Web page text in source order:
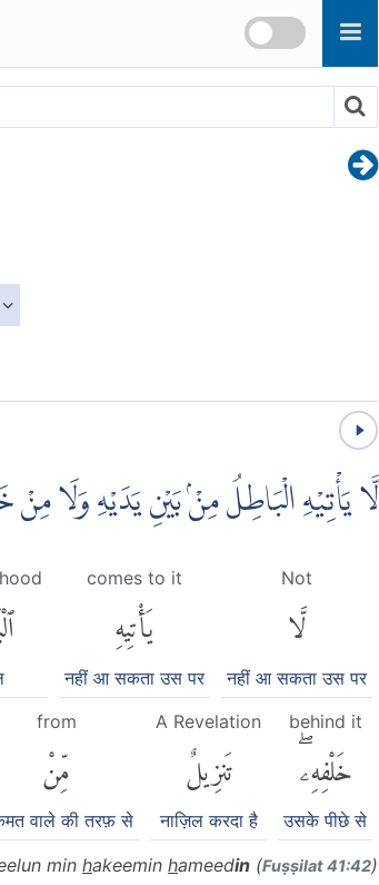
لَّا يَأْتِيْهِ الْبَاطِلُ مِنْۢ بَيْنِ يَدَيْهِ وَلَا
Not
لَّا
नहीं आ सकता उस पर
comes to it
يَأْتِيهِ
नहीं आ सकता उस पर
behind it
خَلْفِهِۦۖ
उसके पीछे से
A Revelation
تَنزِيلٌ
नाज़िल करदा है
from
مِّنْ
वाले की तरफ़ से
min hakeemin hameedin (Fuṣṣilat 41:42)